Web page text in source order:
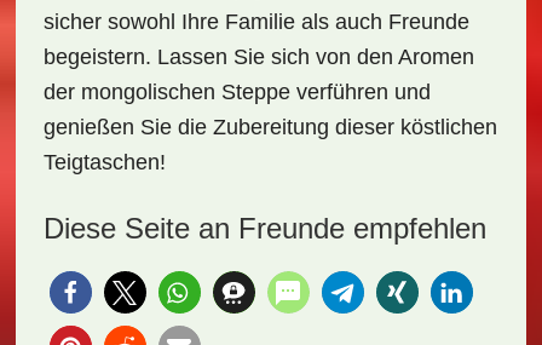
sicher sowohl Ihre Familie als auch Freunde
begeistern. Lassen Sie sich von den Aromen
der mongolischen Steppe verführen und
genießen Sie die Zubereitung dieser köstlichen
Teigtaschen!
Diese Seite an Freunde empfehlen